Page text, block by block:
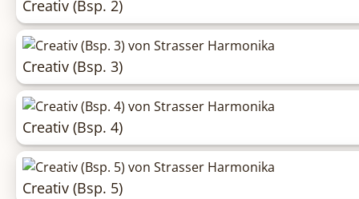
Creativ (Bsp. 2)
Creativ (Bsp. 3)
Creativ (Bsp. 4)
Creativ (Bsp. 5)